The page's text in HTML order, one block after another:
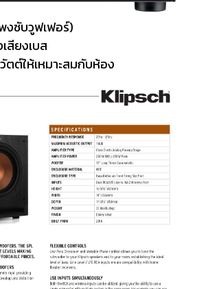
งซับวูฟเฟอร์)
สียงเบส
ตต์ให้เหมาะสมกับห้อง